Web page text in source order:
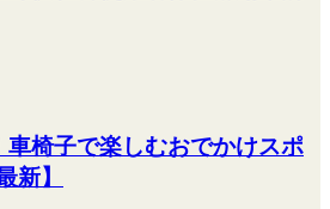
車椅子で楽しむおでかけスポ
新】